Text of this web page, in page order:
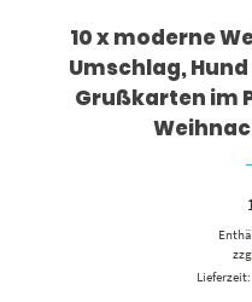
10 x moderne
Umschlag,
Grußkarten im